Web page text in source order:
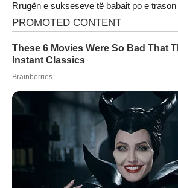
Rrugën e sukseseve të babait po e trason